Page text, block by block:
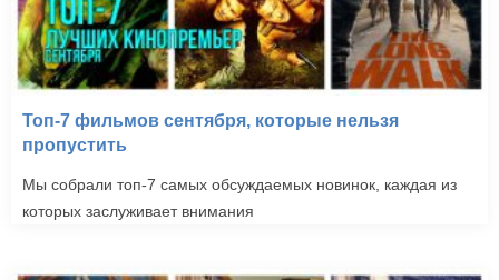
Топ-7 фильмов сентября, которые нельзя
пропустить
Мы собрали топ-7 самых обсуждаемых новинок, каждая из
которых заслуживает внимания